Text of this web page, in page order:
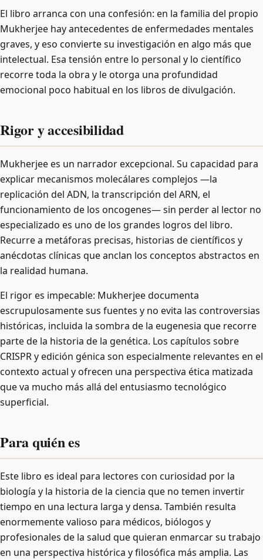
El libro arranca con una confesión: en la familia del propio
Mukherjee hay antecedentes de enfermedades mentales
graves, y eso convierte su investigación en algo más que
intelectual. Esa tensión entre lo personal y lo científico
recorre toda la obra y le otorga una profundidad
emocional poco habitual en los libros de divulgación.
Rigor y accesibilidad
Mukherjee es un narrador excepcional. Su capacidad para
explicar mecanismos molecálares complejos —la
replicación del ADN, la transcripción del ARN, el
funcionamiento de los oncogenes— sin perder al lector no
especializado es uno de los grandes logros del libro.
Recurre a metáforas precisas, historias de científicos y
anécdotas clínicas que anclan los conceptos abstractos en
la realidad humana.
El rigor es impecable: Mukherjee documenta
escrupulosamente sus fuentes y no evita las controversias
históricas, incluida la sombra de la eugenesia que recorre
parte de la historia de la genética. Los capítulos sobre
CRISPR y edición génica son especialmente relevantes en el
contexto actual y ofrecen una perspectiva ética matizada
que va mucho más allá del entusiasmo tecnológico
superficial.
Para quién es
Este libro es ideal para lectores con curiosidad por la
biología y la historia de la ciencia que no temen invertir
tiempo en una lectura larga y densa. También resulta
enormemente valioso para médicos, biólogos y
profesionales de la salud que quieran enmarcar su trabajo
en una perspectiva histórica y filosófica más amplia. Las